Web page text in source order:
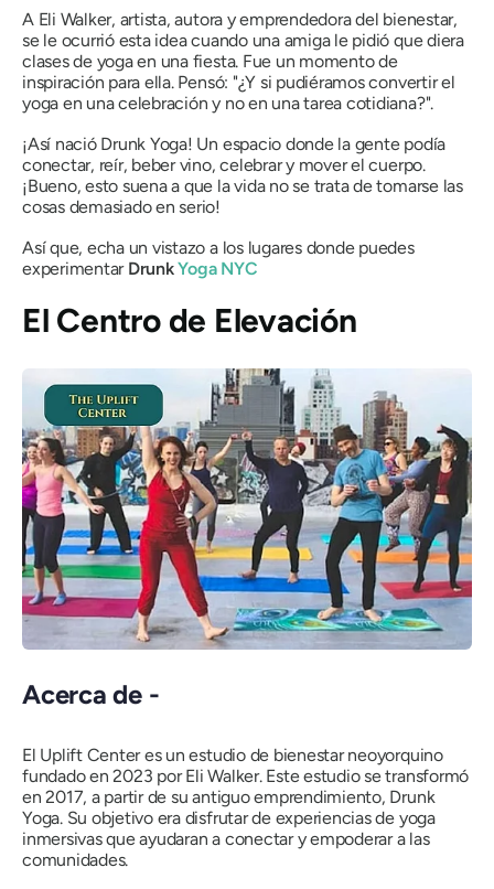
A Eli Walker, artista, autora y emprendedora del bienestar,
se le ocurrió esta idea cuando una amiga le pidió que diera
clases de yoga en una fiesta. Fue un momento de
inspiración para ella. Pensó: "¿Y si pudiéramos convertir el
yoga en una celebración y no en una tarea cotidiana?".
¡Así nació Drunk Yoga! Un espacio donde la gente podía
conectar, reír, beber vino, celebrar y mover el cuerpo.
¡Bueno, esto suena a que la vida no se trata de tomarse las
cosas demasiado en serio!
Así que, echa un vistazo a los lugares donde puedes
experimentarDrunkYoga NYC
El Centro de Elevación
Acerca de -
El Uplift Center es un estudio de bienestar neoyorquino
fundado en 2023 por Eli Walker. Este estudio se transformó
en 2017, a partir de su antiguo emprendimiento, Drunk
Yoga. Su objetivo era disfrutar de experiencias de yoga
inmersivas que ayudaran a conectar y empoderar a las
comunidades.